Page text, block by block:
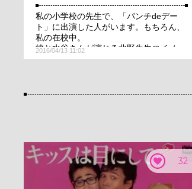
私の小学校の先生で、「パンチdeデー
ト」に出演した人がいます。もちろん、
私の在校中。
彼と水谷さんが演じる北野先生のイメー
ジがそっくりなんですよぇ。
2016/04/13 11:02
32